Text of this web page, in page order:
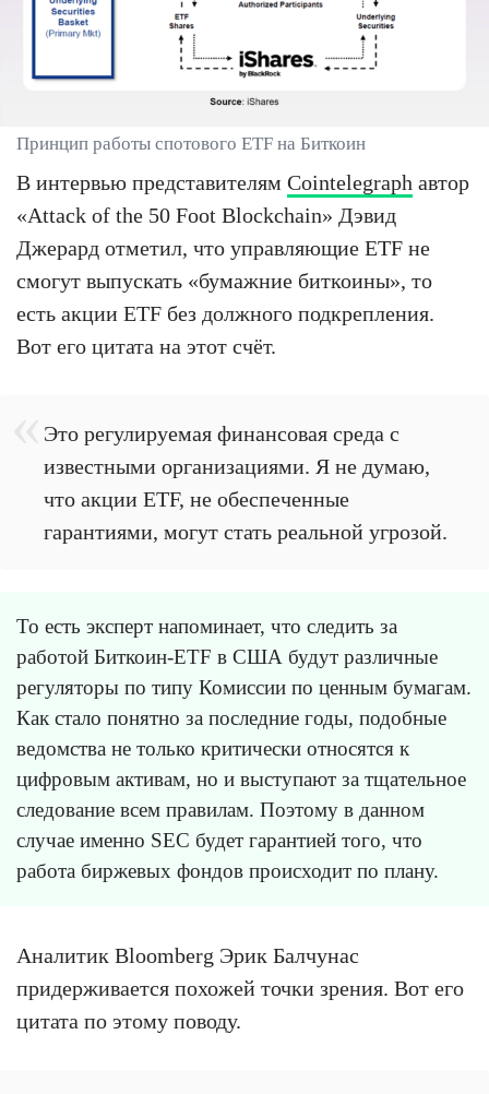
Принцип работы спотового ETF на Биткоин
В интервью представителям Cointelegraph автор
«Attack of the 50 Foot Blockchain» Дэвид
Джерард отметил, что управляющие ETF не
смогут выпускать «бумажние биткоины», то
есть акции ETF без должного подкрепления.
Вот его цитата на этот счёт.
Это регулируемая финансовая среда с
известными организациями. Я не думаю,
что акции ETF, не обеспеченные
гарантиями, могут стать реальной угрозой.
То есть эксперт напоминает, что следить за
работой Биткоин-ETF в США будут различные
регуляторы по типу Комиссии по ценным бумагам.
Как стало понятно за последние годы, подобные
ведомства не только критически относятся к
цифровым активам, но и выступают за тщательное
следование всем правилам. Поэтому в данном
случае именно SEC будет гарантией того, что
работа биржевых фондов происходит по плану.
Аналитик Bloomberg Эрик Балчунас
придерживается похожей точки зрения. Вот его
цитата по этому поводу.